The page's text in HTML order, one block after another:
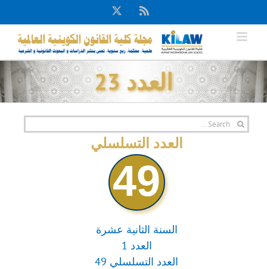
to
content
Rss
X
العدد 23
Search
العدد التسلسلي
49
السنة الثانية عشرة
العدد 1
العدد التسلسلي 49